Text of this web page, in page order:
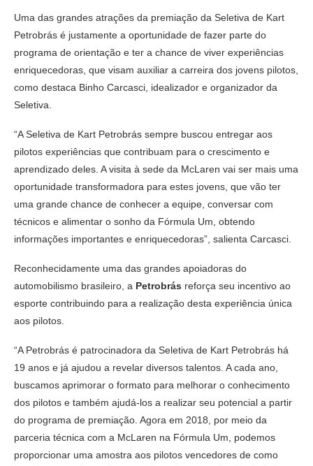
Uma das grandes atrações da premiação da Seletiva de Kart
Petrobrás é justamente a oportunidade de fazer parte do
programa de orientação e ter a chance de viver experiências
enriquecedoras, que visam auxiliar a carreira dos jovens pilotos,
como destaca Binho Carcasci, idealizador e organizador da
Seletiva.
“A Seletiva de Kart Petrobrás sempre buscou entregar aos
pilotos experiências que contribuam para o crescimento e
aprendizado deles. A visita à sede da McLaren vai ser mais uma
oportunidade transformadora para estes jovens, que vão ter
uma grande chance de conhecer a equipe, conversar com
técnicos e alimentar o sonho da Fórmula Um, obtendo
informações importantes e enriquecedoras”, salienta Carcasci.
Reconhecidamente uma das grandes apoiadoras do
automobilismo brasileiro, a Petrobrás reforça seu incentivo ao
esporte contribuindo para a realização desta experiência única
aos pilotos.
“A Petrobrás é patrocinadora da Seletiva de Kart Petrobrás há
19 anos e já ajudou a revelar diversos talentos. A cada ano,
buscamos aprimorar o formato para melhorar o conhecimento
dos pilotos e também ajudá-los a realizar seu potencial a partir
do programa de premiação. Agora em 2018, por meio da
parceria técnica com a McLaren na Fórmula Um, podemos
proporcionar uma amostra aos pilotos vencedores de como